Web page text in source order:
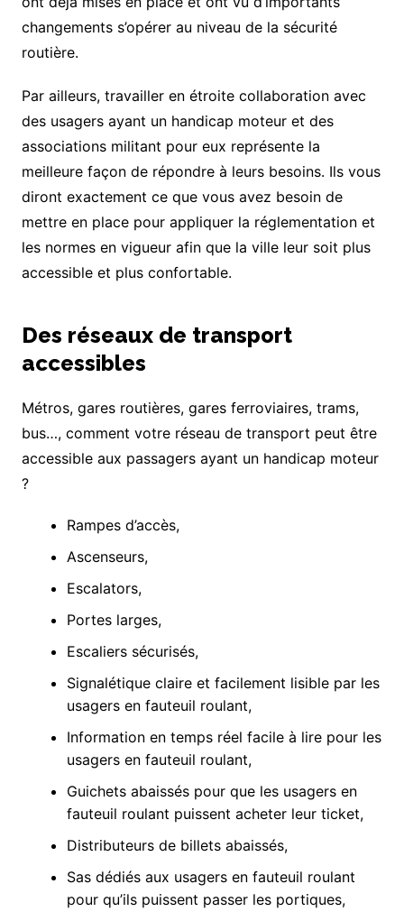
changements s’opérer au niveau de la sécurité
routière.
Par ailleurs, travailler en étroite collaboration avec
des usagers ayant un handicap moteur et des
associations militant pour eux représente la
meilleure façon de répondre à leurs besoins. Ils vous
diront exactement ce que vous avez besoin de
mettre en place pour appliquer la réglementation et
les normes en vigueur afin que la ville leur soit plus
accessible et plus confortable.
Des réseaux de transport
accessibles
Métros, gares routières, gares ferroviaires, trams,
bus…, comment votre réseau de transport peut être
accessible aux passagers ayant un handicap moteur
?
Rampes d’accès,
Ascenseurs,
Escalators,
Portes larges,
Escaliers sécurisés,
Signalétique claire et facilement lisible par les
usagers en fauteuil roulant,
Information en temps réel facile à lire pour les
usagers en fauteuil roulant,
Guichets abaissés pour que les usagers en
fauteuil roulant puissent acheter leur ticket,
Distributeurs de billets abaissés,
Sas dédiés aux usagers en fauteuil roulant
pour qu’ils puissent passer les portiques,